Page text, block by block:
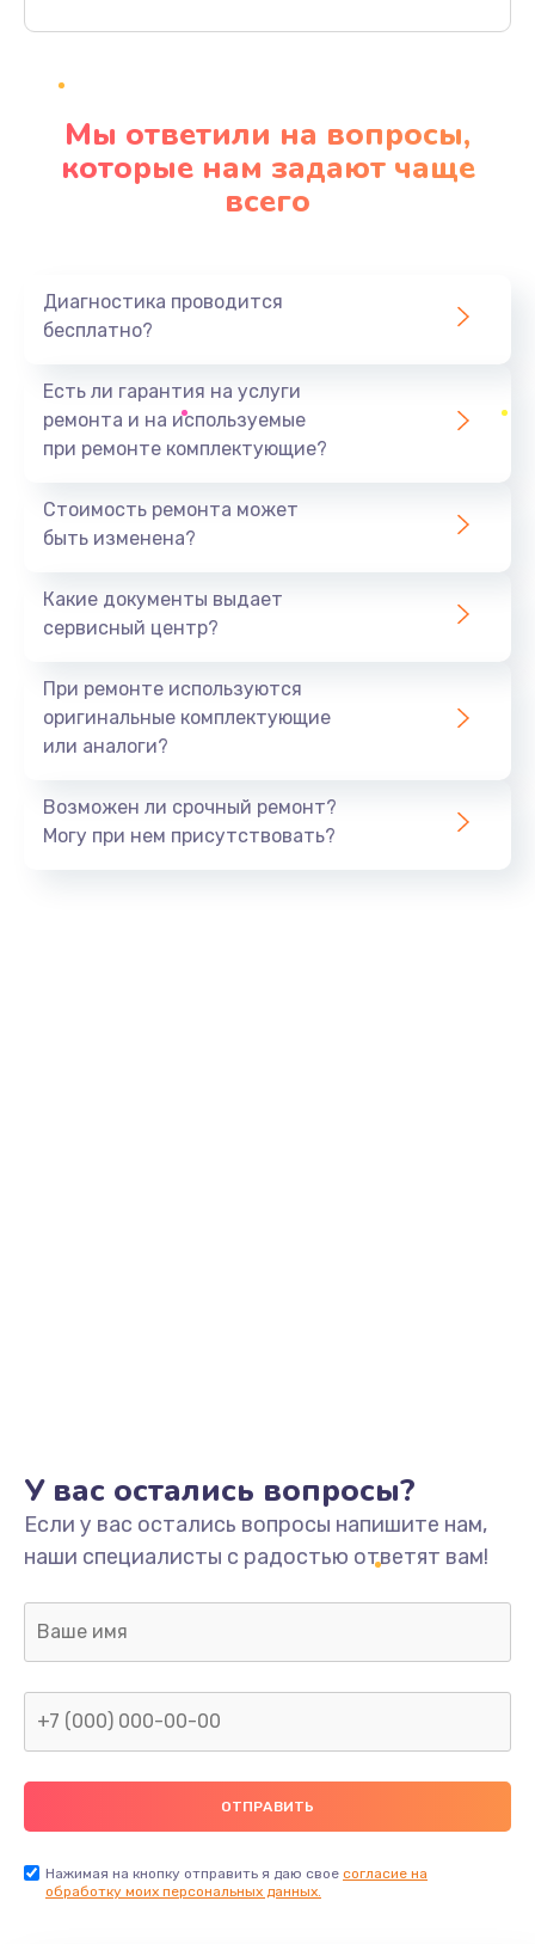
Заказать
Профилактическая чистка
Заказать
1440 руб.
Ремонт южного моста
Замена батарейки BIOS
Заказать
Замена/Pемонт карбюратора
1300 руб.
Заказать
Ремонт капиллярной трубки
400 руб.
Заказать
Мы ответили на вопросы,
которые нам задают чаще
всего
Диагностика проводится
бесплатно?
Есть ли гарантия на услуги
ремонта и на используемые
при ремонте комплектующие?
Стоимость ремонта может
быть изменена?
Какие документы выдает
сервисный центр?
При ремонте используются
оригинальные комплектующие
или аналоги?
Возможен ли срочный ремонт?
Могу при нем присутствовать?
У вас остались вопросы?
Если у вас остались вопросы напишите нам,
наши специалисты с радостью ответят вам!
Нажимая на кнопку отправить я даю свое согласие на
обработку моих персональных данных.